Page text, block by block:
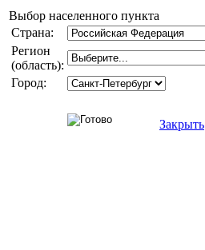
Выбор населенного пункта
Страна:
Регион
(область):
Город:
Закрыть